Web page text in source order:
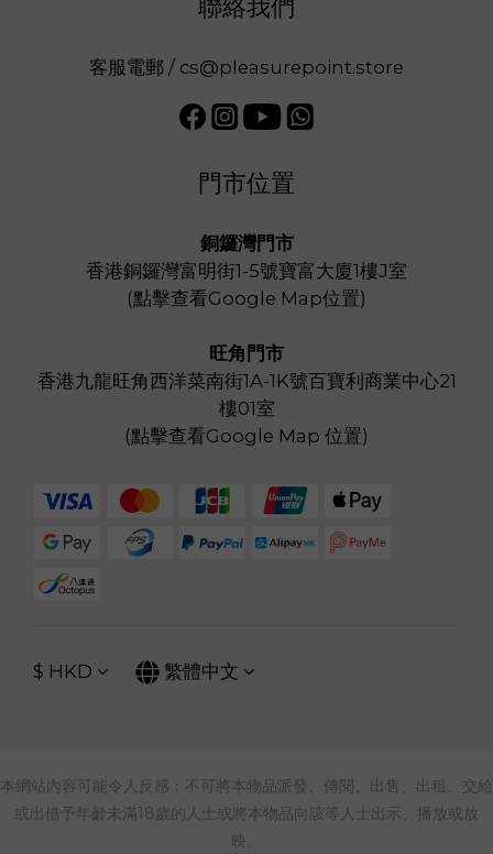
聯絡我們
客服電郵 / cs@pleasurepoint.store
門市位置
銅鑼灣門市
香港銅鑼灣富明街1-5號寶富大廈1樓J室
(點擊查看Google Map位置)
旺角門市
香港九龍旺角西洋菜南街1A-1K號百寶利商業中心21
樓01室
(點擊查看Google Map 位置)
$ HKD 繁體中文
本網站內容可能令人反感；不可將本物品派發、傳閱、出售、出租、交給
或出借予年齡未滿18歲的人士或將本物品向該等人士出示、播放或放
映。